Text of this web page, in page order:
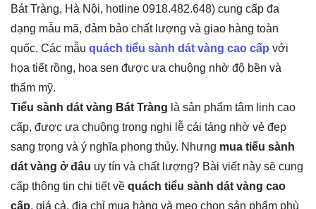
Bát Tràng, Hà Nội, hotline 0918.482.648) cung cấp đa
dạng mẫu mã, đảm bảo chất lượng và giao hàng toàn
quốc. Các mẫu quách tiểu sành dát vàng cao cấp với
họa tiết rồng, hoa sen được ưa chuộng nhờ độ bền và
thẩm mỹ.
Tiểu sành dát vàng Bát Tràng là sản phẩm tâm linh cao
cấp, được ưa chuộng trong nghi lễ cải táng nhờ vẻ đẹp
sang trọng và ý nghĩa phong thủy. Nhưng mua tiểu sành
dát vàng ở đâu uy tín và chất lượng? Bài viết này sẽ cung
cấp thông tin chi tiết về quách tiểu sành dát vàng cao
cấp, giá cả, địa chỉ mua hàng và mẹo chọn sản phẩm phù